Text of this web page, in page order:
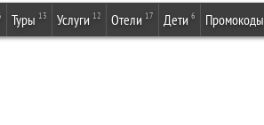
Туры 13 Услуги 12 Отели 17 Дети 6 Промокоды